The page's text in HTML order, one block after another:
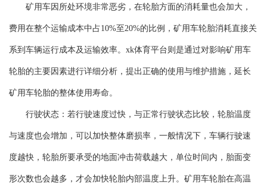
矿用车因所处环境非常恶劣，在轮胎方面的消耗量也会加大，
费用在整个运输成本中占10%至20%的比例，矿用车轮胎消耗直接关
系到车辆运行成本及运输效率。xk体育平台则是通过对影响矿用车
轮胎的主要因素进行详细分析，提出正确的使用与维护措施，延长
矿用车轮胎的整体使用寿命。
行驶状态：若行驶速度过快，与正常行驶状态比较，轮胎温度
与速度也会增加，可以加快整体磨损率，一般情况下，车辆行驶速
度越快，轮胎所要承受的地面冲击荷载越大，单位时间内，胎面变
形次数也会越多，才会加快轮胎内部温度上升。矿用车轮胎在高温